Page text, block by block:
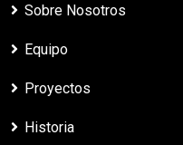
Sobre Nosotros
Equipo
Proyectos
Historia